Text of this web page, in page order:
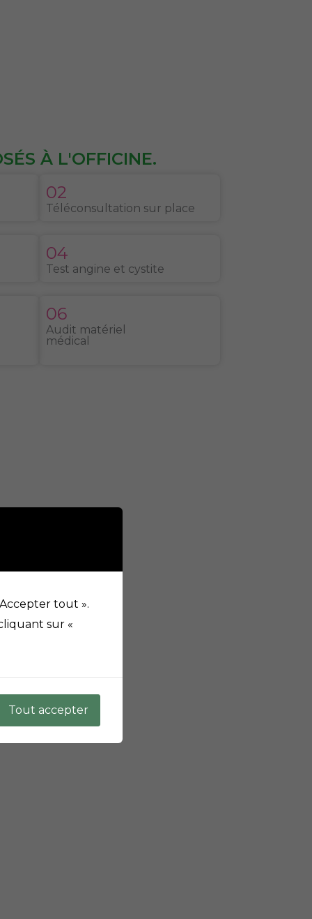
À L'OFFICINE.
02
Téléconsultation sur place
04
Test angine et cystite
06
Audit matériel
médical
tout ».
sur «
Tout accepter